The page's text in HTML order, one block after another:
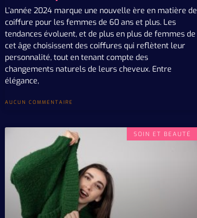
L’année 2024 marque une nouvelle ère en matière de
coiffure pour les femmes de 60 ans et plus. Les
tendances évoluent, et de plus en plus de femmes de
cet âge choisissent des coiffures qui reflètent leur
personnalité, tout en tenant compte des
changements naturels de leurs cheveux. Entre
élégance,
AUCUN COMMENTAIRE
SOIN ET BEAUTÉ